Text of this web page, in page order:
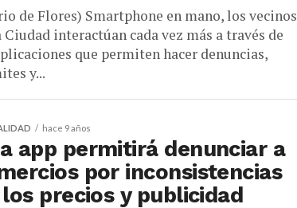
de Flores) Smartphone en mano, los vecinos
Ciudad interactúan cada vez más a través de
que permiten hacer denuncias,
y...
hace 9 años
app permitirá denunciar a
por inconsistencias
precios y publicidad